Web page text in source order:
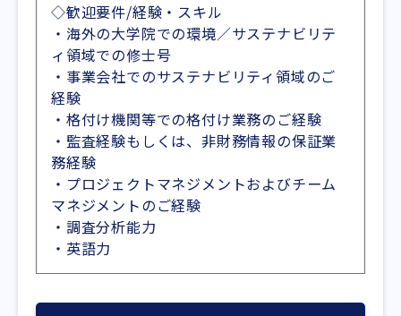
◇歓迎要件/経験・スキル
・海外の大学院での環境／サステナビリテ
ィ領域での修士号
・事業会社でのサステナビリティ領域のご
経験
・格付け機関等での格付け業務のご経験
・監査経験もしくは、非財務情報の保証業
務経験
・プロジェクトマネジメントおよびチーム
マネジメントのご経験
・調査分析能力
・英語力